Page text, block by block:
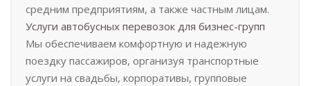
средним предприятиям, а также частным лицам.
Услуги автобусных перевозок для бизнес-групп
Мы обеспечиваем комфортную и надежную
поездку пассажиров, организуя транспортные
услуги на свадьбы, корпоративы, групповые